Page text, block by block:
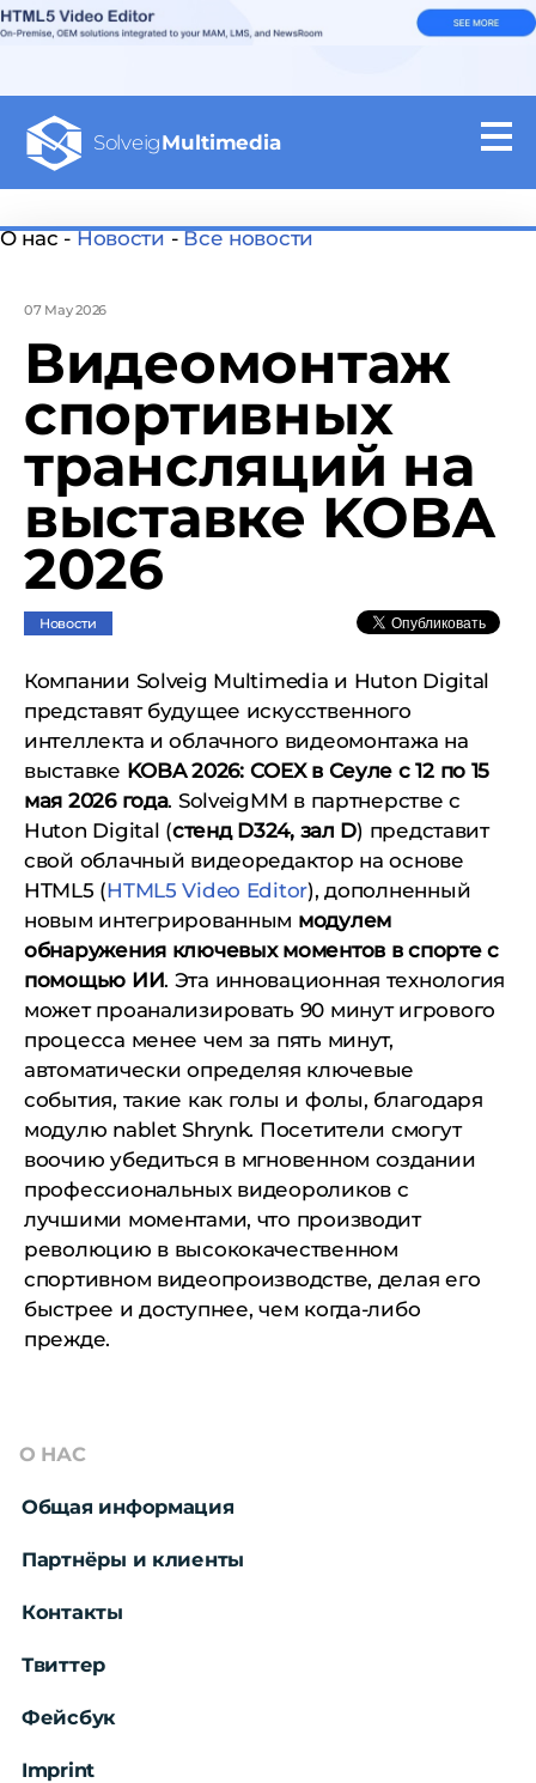
SolveigMultimedia
О нас -Новости-Все новости
07 May 2026
Видеомонтаж
спортивных
трансляций на
выставке KOBA
2026
Новости
Компании Solveig Multimedia и Huton Digital
представят будущее искусственного
интеллекта и облачного видеомонтажа на
выставке KOBA 2026: COEX в Сеуле с 12 по 15
мая 2026 года. SolveigMM в партнерстве с
Huton Digital (стенд D324, зал D) представит
свой облачный видеоредактор на основе
HTML5 (HTML5 Video Editor), дополненный
новым интегрированным модулем
обнаружения ключевых моментов в спорте с
помощью ИИ. Эта инновационная технология
может проанализировать 90 минут игрового
процесса менее чем за пять минут,
автоматически определяя ключевые
события, такие как голы и фолы, благодаря
модулю nablet Shrynk. Посетители смогут
воочию убедиться в мгновенном создании
профессиональных видеороликов с
лучшими моментами, что производит
революцию в высококачественном
спортивном видеопроизводстве, делая его
быстрее и доступнее, чем когда-либо
прежде.
О НАС
Общая информация
Партнёры и клиенты
Контакты
Твиттер
Фейсбук
Imprint